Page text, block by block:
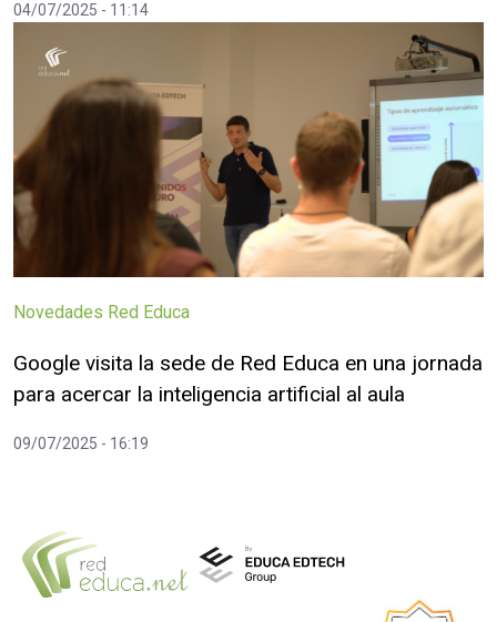
04/07/2025 - 11:14
Novedades Red Educa
Google visita la sede de Red Educa en una jornada
para acercar la inteligencia artificial al aula
09/07/2025 - 16:19